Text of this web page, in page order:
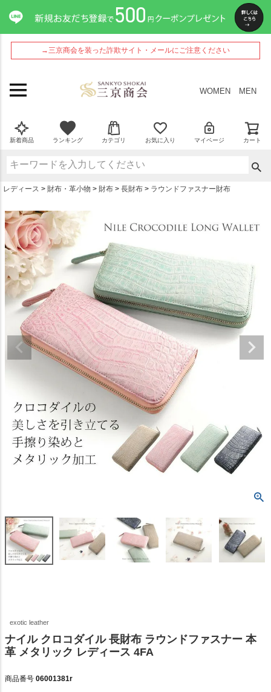
→三京商会を装った詐欺サイト・メールにご注意ください
WOMEN MEN
新着商品 ランキング カテゴリ お気に入り マイページ カート
レディース 財布・革小物 財布 長財布 ラウンドファスナー財布
exotic leather
ナイル クロコダイル 長財布 ラウンドファスナー 本
革 メタリック レディース 4FA
商品番号 06001381r
ペー
ジト
ップ
へ